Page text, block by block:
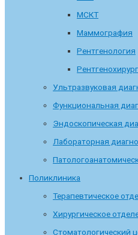
МСКТ
Маммография
Рентгенология
Ультразвуковая
Функциональная
Эндоскопическая
Лабораторная
Поликлиника
Терапевтическое
Хирургическое
Стоматологический